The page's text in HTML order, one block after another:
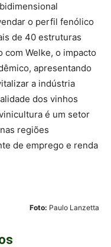
o perfil fenólico
de 40 estruturas
Welke, o impacto
apresentando
a indústria
dos vinhos
é um setor
regiões
de emprego e renda
Foto: Paulo Lanzetta